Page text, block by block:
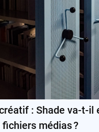
: Shade va-t-il
médias ?